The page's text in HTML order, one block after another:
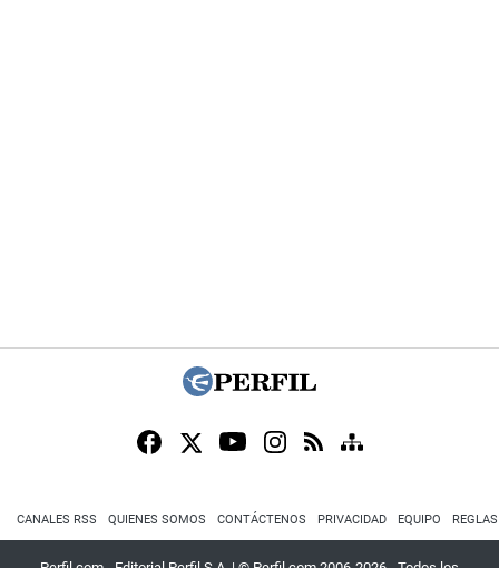
CANALES RSS QUIENES SOMOS CONTÁCTENOS PRIVACIDAD EQUIPO